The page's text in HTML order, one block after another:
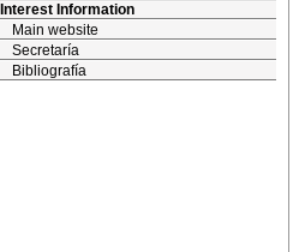
Interest Information
Main website
Secretaría
Bibliografía